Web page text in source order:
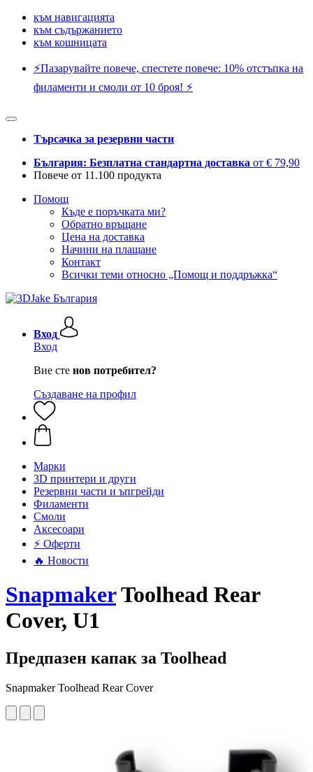
към навигацията
към съдържанието
към кошницата
⚡️Пазарувайте повече, спестете повече: 10% отстъпка на
филаменти и смоли от 10 броя! ⚡️
Търсачка за резервни части
България: Безплатна стандартна доставка от € 79,90
Повече от 11.100 продукта
Помощ
Къде е поръчката ми?
Обратно връщане
Цена на доставка
Начини на плащане
Контакт
Всички теми относно „Помощ и поддръжка“
Вход
Вход
Вие сте нов потребител?
Създаване на профил
Mарки
3D принтери и други
Резервни части и ъпгрейди
Филаменти
Смоли
Аксесоари
⚡ Оферти
🔥 Новости
SnapmakerToolhead Rear
Cover, U1
Предпазен капак за Toolhead
Snapmaker Toolhead Rear Cover